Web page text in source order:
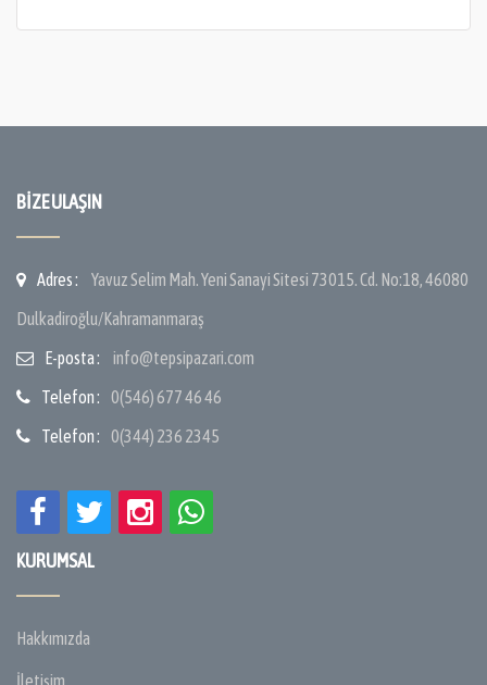
BIZE ULAŞIN
Adres :
Yavuz Selim Mah. Yeni Sanayi Sitesi 73015. Cd. No:18, 46080
Dulkadiroğlu/Kahramanmaraş
E-posta :
info@tepsipazari.com
Telefon :
0(546) 677 46 46
Telefon :
0(344) 236 2345
KURUMSAL
Hakkımızda